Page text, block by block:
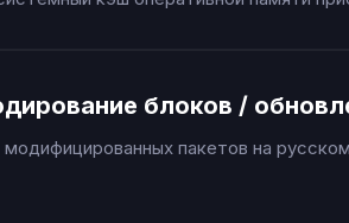
блоков /
пакетов на